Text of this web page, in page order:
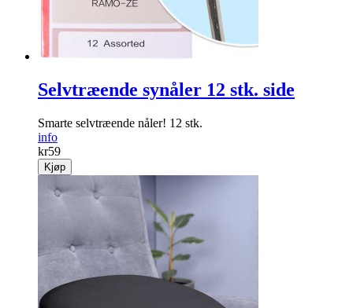
Selvtræende synåler 12 stk. side